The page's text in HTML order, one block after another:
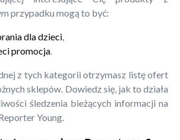
przypadku mogą to być:
dla dzieci
promocja
z tych kategorii otrzymasz listę ofert
sklepów. Dowiedz się, jak to działa
śledzenia bieżących informacji na
Young.